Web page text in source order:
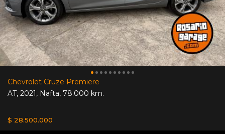
Chevrolet Cruze Premiere
AT, 2021, Nafta, 78.000 km.
$ 28.500.000